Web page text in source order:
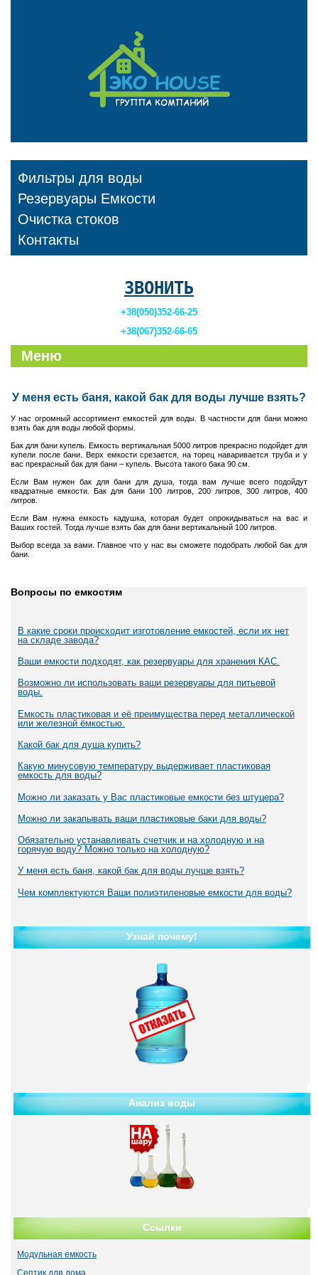
Фильтры для воды
Резервуары Емкости
Очистка стоков
Контакты
ЗВОНИТЬ
+38(050)352-66-25
+38(067)352-66-65
Меню
У меня есть баня, какой бак для воды лучше взять?
У нас огромный ассортимент емкостей для воды. В частности для бани можно
взять бак для воды любой формы.
Бак для бани купель. Емкость вертикальная 5000 литров прекрасно подойдет для
купели после бани. Верх емкости срезается, на торец наваривается труба и у
вас прекрасный бак для бани – купель. Высота такого бака 90 см.
Если Вам нужен бак для бани для душа, тогда вам лучше всего подойдут
квадратные емкости. Бак для бани 100 литров, 200 литров, 300 литров, 400
литров.
Если Вам нужна емкость кадушка, которая будет опрокидываться на вас и
Ваших гостей. Тогда лучше взять бак для бани вертикальный 100 литров.
Выбор всегда за вами. Главное что у нас вы сможете подобрать любой бак для
бани.
Вопросы по емкостям
В какие сроки происходит изготовление емкостей, если их нет
на складе завода?
Ваши емкости подходят, как резервуары для хранения КАС.
Возможно ли использовать ваши резервуары для питьевой
воды.
Емкость пластиковая и её преимущества перед металлической
или железной ёмкостью.
Какой бак для душа купить?
Какую минусовую температуру выдерживает пластиковая
емкость для воды?
Можно ли заказать у Вас пластиковые емкости без штуцера?
Можно ли закапывать ваши пластиковые баки для воды?
Обязательно устанавливать счетчик и на холодную и на
горячую воду? Можно только на холодную?
У меня есть баня, какой бак для воды лучше взять?
Чем комплектуются Ваши полиэтиленовые емкости для воды?
Узнай почему!
Анализ воды
Ссылки
Модульная емкость
Септик для дома